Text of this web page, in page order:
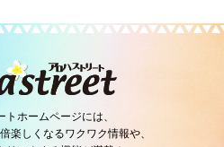
トホームページには、
楽しくなるワクワク情報や、